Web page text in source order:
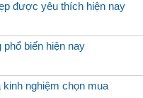
được yêu thích hiện nay
biến hiện nay
kinh nghiệm chọn mua